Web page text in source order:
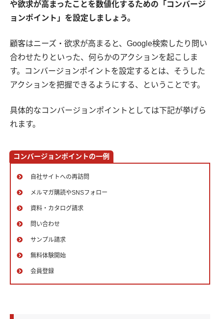
や欲求が高まったことを数値化するための「コンバージ
ョンポイント」を設定しましょう。
顧客はニーズ・欲求が高まると、Google検索したり問い
合わせたりといった、何らかのアクションを起こしま
す。コンバージョンポイントを設定するとは、そうした
アクションを把握できるようにする、ということです。
具体的なコンバージョンポイントとしては下記が挙げら
れます。
コンバージョンポイントの一例
自社サイトへの再訪問
メルマガ購読やSNSフォロー
資料・カタログ請求
問い合わせ
サンプル請求
無料体験開始
会員登録